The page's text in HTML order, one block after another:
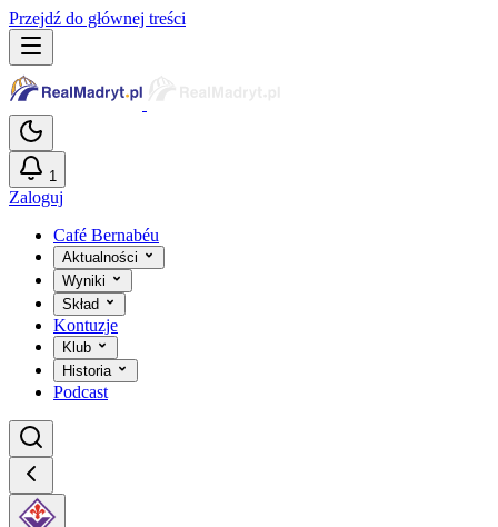
Przejdź do głównej treści
1
Zaloguj
Café Bernabéu
Aktualności
Wyniki
Skład
Kontuzje
Klub
Historia
Podcast